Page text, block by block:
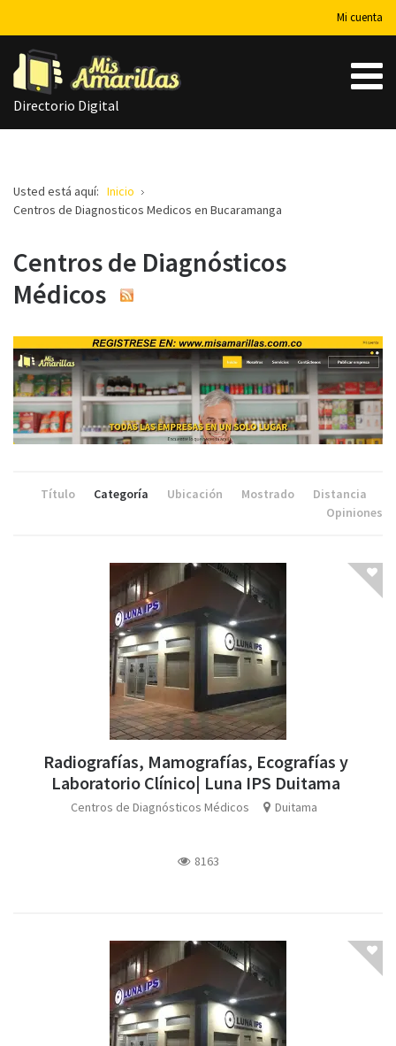
Mi cuenta
Directorio Digital
Usted está aquí: Inicio
Centros de Diagnosticos Medicos en Bucaramanga
Centros de Diagnósticos
Médicos
Título Categoría Ubicación Mostrado
Distancia
Opiniones
Radiografías, Mamografías, Ecografías y
Laboratorio Clínico| Luna IPS Duitama
Centros de Diagnósticos Médicos Duitama
8163